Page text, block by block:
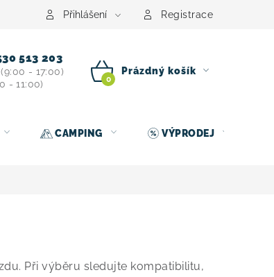
Půjčovna nosičů kol Kontakt
Přihlášení Registrace
513 203
- 17:00)
- 11:00)
NÁKUPNÍ
Prázdný košík
CAMPING VÝPRODEJ
Při výběru sledujte kompatibilitu,